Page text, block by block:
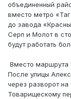
объединенный
вместо метро
до завода
Серп и Молот в
будут работать
Вместо маршрута
После улицы
через разворот
Товарищескому